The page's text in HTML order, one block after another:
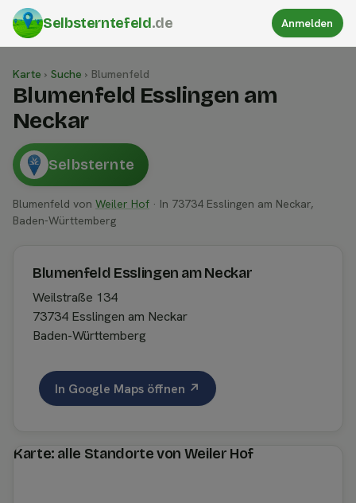
Selbsterntefeld.de Anmelden
Karte › Suche › Blumenfeld
Blumenfeld Esslingen am
Neckar
Selbsternte
Blumenfeld von Weiler Hof · In 73734 Esslingen am Neckar,
Baden-Württemberg
Blumenfeld Esslingen am Neckar
Weilstraße 134
73734 Esslingen am Neckar
Baden-Württemberg
In Google Maps öffnen ↗
Karte: alle Standorte von Weiler Hof